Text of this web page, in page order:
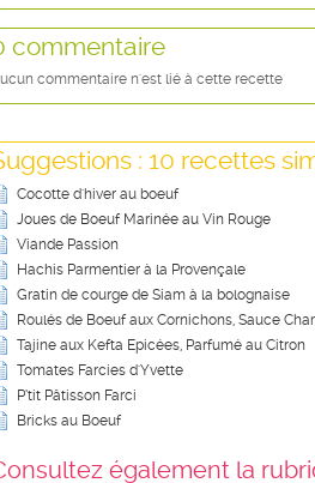
commentaire
commentaire n'est lié à cette recette
: 10 recettes
Cocotte d'hiver au boeuf
Joues de Boeuf Marinée au Vin Rouge
Viande Passion
Hachis Parmentier à la Provençale
Gratin de courge de Siam à la bolognaise
Roulés de Boeuf aux Cornichons, Sauce
Tajine aux Kefta Epicées, Parfumé au Citron
Tomates Farcies d'Yvette
P’tit Pâtisson Farci
Bricks au Boeuf
également la